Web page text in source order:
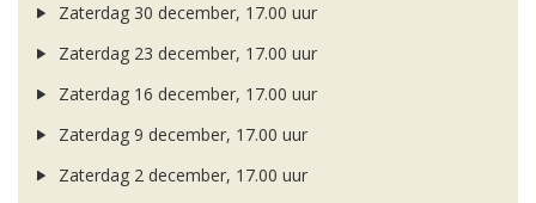
Zaterdag 30 december, 17.00 uur
Zaterdag 23 december, 17.00 uur
Zaterdag 16 december, 17.00 uur
Zaterdag 9 december, 17.00 uur
Zaterdag 2 december, 17.00 uur